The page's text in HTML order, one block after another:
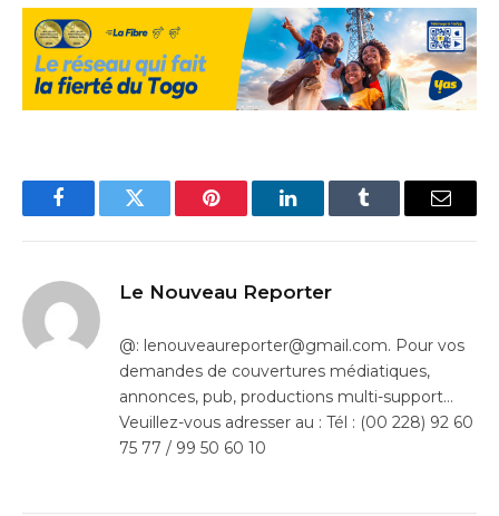
FacebookTwitter Pinterest LinkedInTumblr Email
Le Nouveau Reporter
@: lenouveaureporter@gmail.com. Pour vos
demandes de couvertures médiatiques,
annonces, pub, productions multi-support…
Veuillez-vous adresser au : Tél : (00 228) 92 60
75 77 / 99 50 60 10